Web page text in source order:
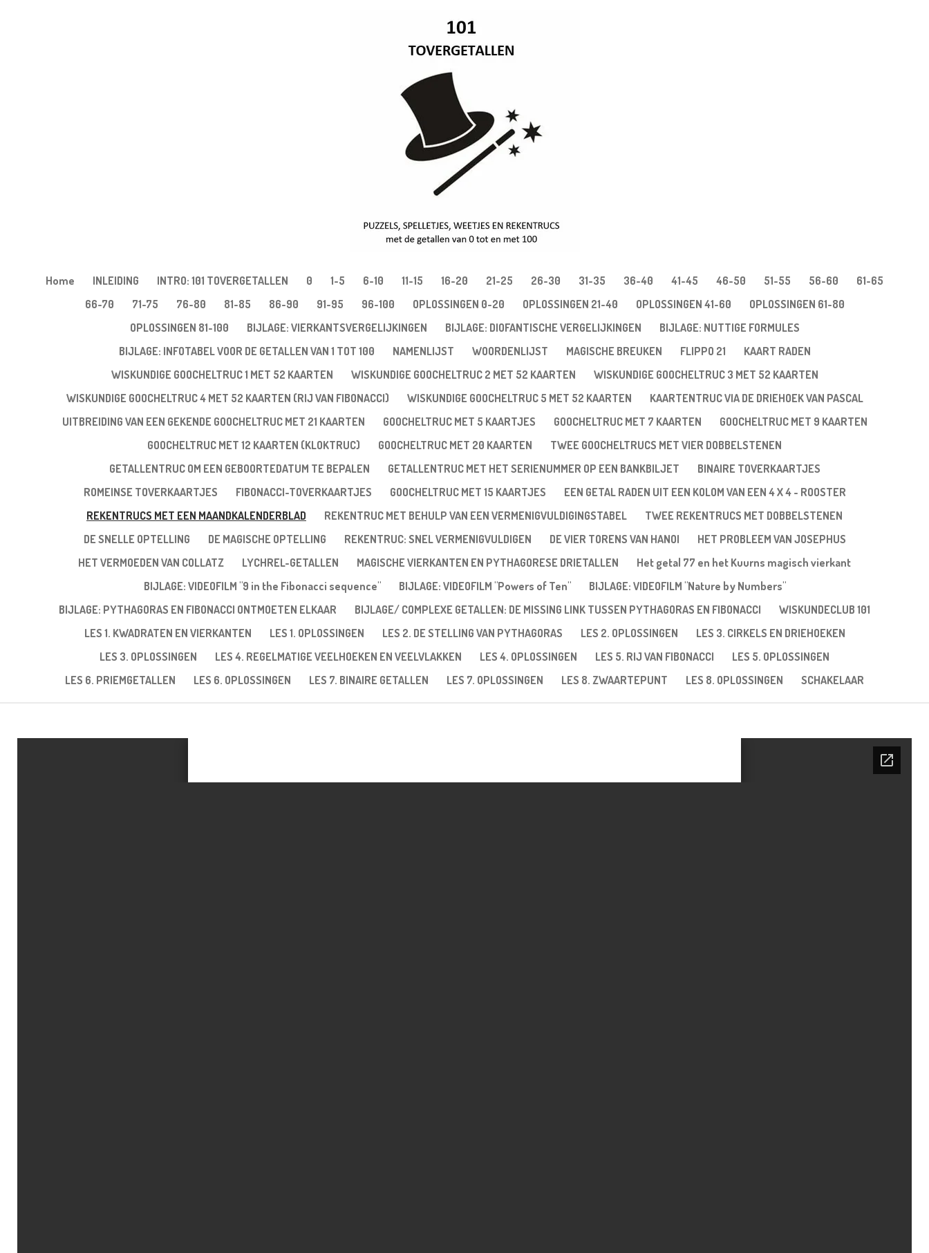
Home INLEIDING INTRO: 101 TOVERGETALLEN 0 1-5 6-10 11-15 16-20 21-25 26-30 31-35 36-40 41-45 46-50 51-55 56-60
61-65
66-70
71-75 76-80 81-85 86-90 91-95 96-100 OPLOSSINGEN 0-20 OPLOSSINGEN 21-40 OPLOSSINGEN 41-60
OPLOSSINGEN 61-80
OPLOSSINGEN 81-100
BIJLAGE: VIERKANTSVERGELIJKINGEN BIJLAGE: DIOFANTISCHE VERGELIJKINGEN
BIJLAGE: NUTTIGE FORMULES
BIJLAGE: INFOTABEL VOOR DE GETALLEN VAN 1 TOT 100
NAMENLIJST WOORDENLIJST MAGISCHE BREUKEN FLIPPO 21
KAART RADEN
WISKUNDIGE GOOCHELTRUC 1 MET 52 KAARTEN
WISKUNDIGE GOOCHELTRUC 2 MET 52 KAARTEN
WISKUNDIGE GOOCHELTRUC 3 MET 52 KAARTEN
WISKUNDIGE GOOCHELTRUC 4 MET 52 KAARTEN (RIJ VAN FIBONACCI)
WISKUNDIGE GOOCHELTRUC 5 MET 52 KAARTEN
KAARTENTRUC VIA DE DRIEHOEK VAN PASCAL
UITBREIDING VAN EEN GEKENDE GOOCHELTRUC MET 21 KAARTEN
GOOCHELTRUC MET 5 KAARTJES GOOCHELTRUC MET 7 KAARTEN
GOOCHELTRUC MET 9 KAARTEN
GOOCHELTRUC MET 12 KAARTEN (KLOKTRUC)
GOOCHELTRUC MET 20 KAARTEN
TWEE GOOCHELTRUCS MET VIER DOBBELSTENEN
GETALLENTRUC OM EEN GEBOORTEDATUM TE BEPALEN
GETALLENTRUC MET HET SERIENUMMER OP EEN BANKBILJET
BINAIRE TOVERKAARTJES
ROMEINSE TOVERKAARTJES
FIBONACCI-TOVERKAARTJES GOOCHELTRUC MET 15 KAARTJES
EEN GETAL RADEN UIT EEN KOLOM VAN EEN 4 X 4 - ROOSTER
REKENTRUCS MET EEN MAANDKALENDERBLAD
REKENTRUC MET BEHULP VAN EEN VERMENIGVULDIGINGSTABEL
TWEE REKENTRUCS MET DOBBELSTENEN
DE SNELLE OPTELLING
DE MAGISCHE OPTELLING REKENTRUC: SNEL VERMENIGVULDIGEN DE VIER TORENS VAN HANOI
HET PROBLEEM VAN JOSEPHUS
HET VERMOEDEN VAN COLLATZ
LYCHREL-GETALLEN MAGISCHE VIERKANTEN EN PYTHAGORESE DRIETALLEN
Het getal 77 en het Kuurns magisch vierkant
BIJLAGE: VIDEOFILM "9 in the Fibonacci sequence"
BIJLAGE: VIDEOFILM "Powers of Ten"
BIJLAGE: VIDEOFILM "Nature by Numbers"
BIJLAGE: PYTHAGORAS EN FIBONACCI ONTMOETEN ELKAAR
BIJLAGE/ COMPLEXE GETALLEN: DE MISSING LINK TUSSEN PYTHAGORAS EN FIBONACCI
WISKUNDECLUB 101
LES 1. KWADRATEN EN VIERKANTEN
LES 1. OPLOSSINGEN LES 2. DE STELLING VAN PYTHAGORAS LES 2. OPLOSSINGEN
LES 3. CIRKELS EN DRIEHOEKEN
LES 3. OPLOSSINGEN
LES 4. REGELMATIGE VEELHOEKEN EN VEELVLAKKEN LES 4. OPLOSSINGEN LES 5. RIJ VAN FIBONACCI
LES 5. OPLOSSINGEN
LES 6. PRIEMGETALLEN
LES 6. OPLOSSINGEN LES 7. BINAIRE GETALLEN LES 7. OPLOSSINGEN LES 8. ZWAARTEPUNT LES 8. OPLOSSINGEN SCHAKELAAR